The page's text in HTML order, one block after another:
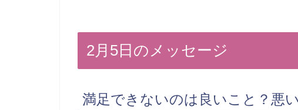
2月5日のメッセージ
満足できないのは良いこと？悪